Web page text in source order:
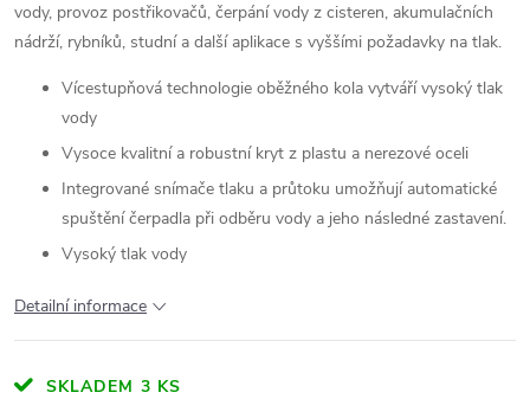
vody, provoz postřikovačů, čerpání vody z cisteren, akumulačních
nádrží, rybníků, studní a další aplikace s vyššími požadavky na tlak.
Vícestupňová technologie oběžného kola vytváří vysoký tlak
vody
Vysoce kvalitní a robustní kryt z plastu a nerezové oceli
Integrované snímače tlaku a průtoku umožňují automatické
spuštění čerpadla při odběru vody a jeho následné zastavení.
Vysoký tlak vody
Detailní informace
SKLADEM 3 KS